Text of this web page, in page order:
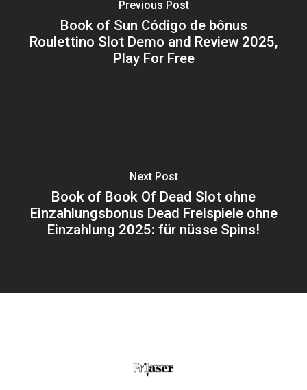
Previous Post
Book of Sun Código de bônus
Roulettino Slot Demo and Review 2025,
Play For Free
Next Post
Book of Book Of Dead Slot ohne
Einzahlungsbonus Dead Freispiele ohne
Einzahlung 2025: für nüsse Spins!